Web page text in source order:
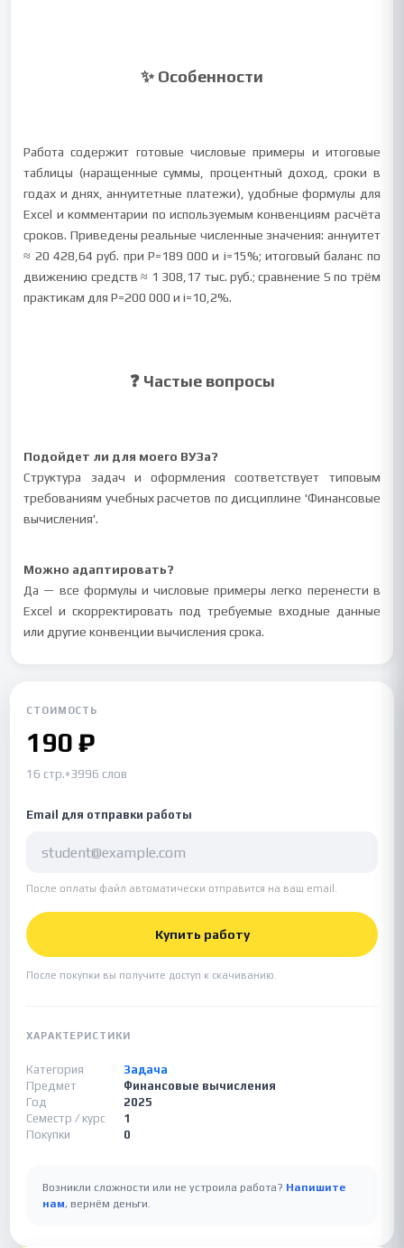
✨ Особенности
Работа содержит готовые числовые примеры и итоговые
таблицы (наращенные суммы, процентный доход, сроки в
годах и днях, аннуитетные платежи), удобные формулы для
Excel и комментарии по используемым конвенциям расчёта
сроков. Приведены реальные численные значения: аннуитет
≈ 20 428,64 руб. при P=189 000 и i=15%; итоговый баланс по
движению средств ≈ 1 308,17 тыс. руб.; сравнение S по трём
практикам для P=200 000 и i=10,2%.
❓ Частые вопросы
Подойдет ли для моего ВУЗа?
Структура задач и оформления соответствует типовым
требованиям учебных расчетов по дисциплине 'Финансовые
вычисления'.
Можно адаптировать?
Да — все формулы и числовые примеры легко перенести в
Excel и скорректировать под требуемые входные данные
или другие конвенции вычисления срока.
СТОИМОСТЬ
190 ₽
16 стр.•3996 слов
Email для отправки работы
После оплаты файл автоматически отправится на ваш email.
Купить работу
После покупки вы получите доступ к скачиванию.
ХАРАКТЕРИСТИКИ
Категория
Задача
Предмет
Финансовые вычисления
Год
2025
Семестр / курс
1
Покупки
0
Возникли сложности или не устроила работа? Напишите
нам, вернём деньги.